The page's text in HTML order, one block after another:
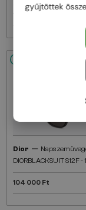
Dior —
DIORBLACKSUIT S12F -
104 000 Ft
gyűjtöttek